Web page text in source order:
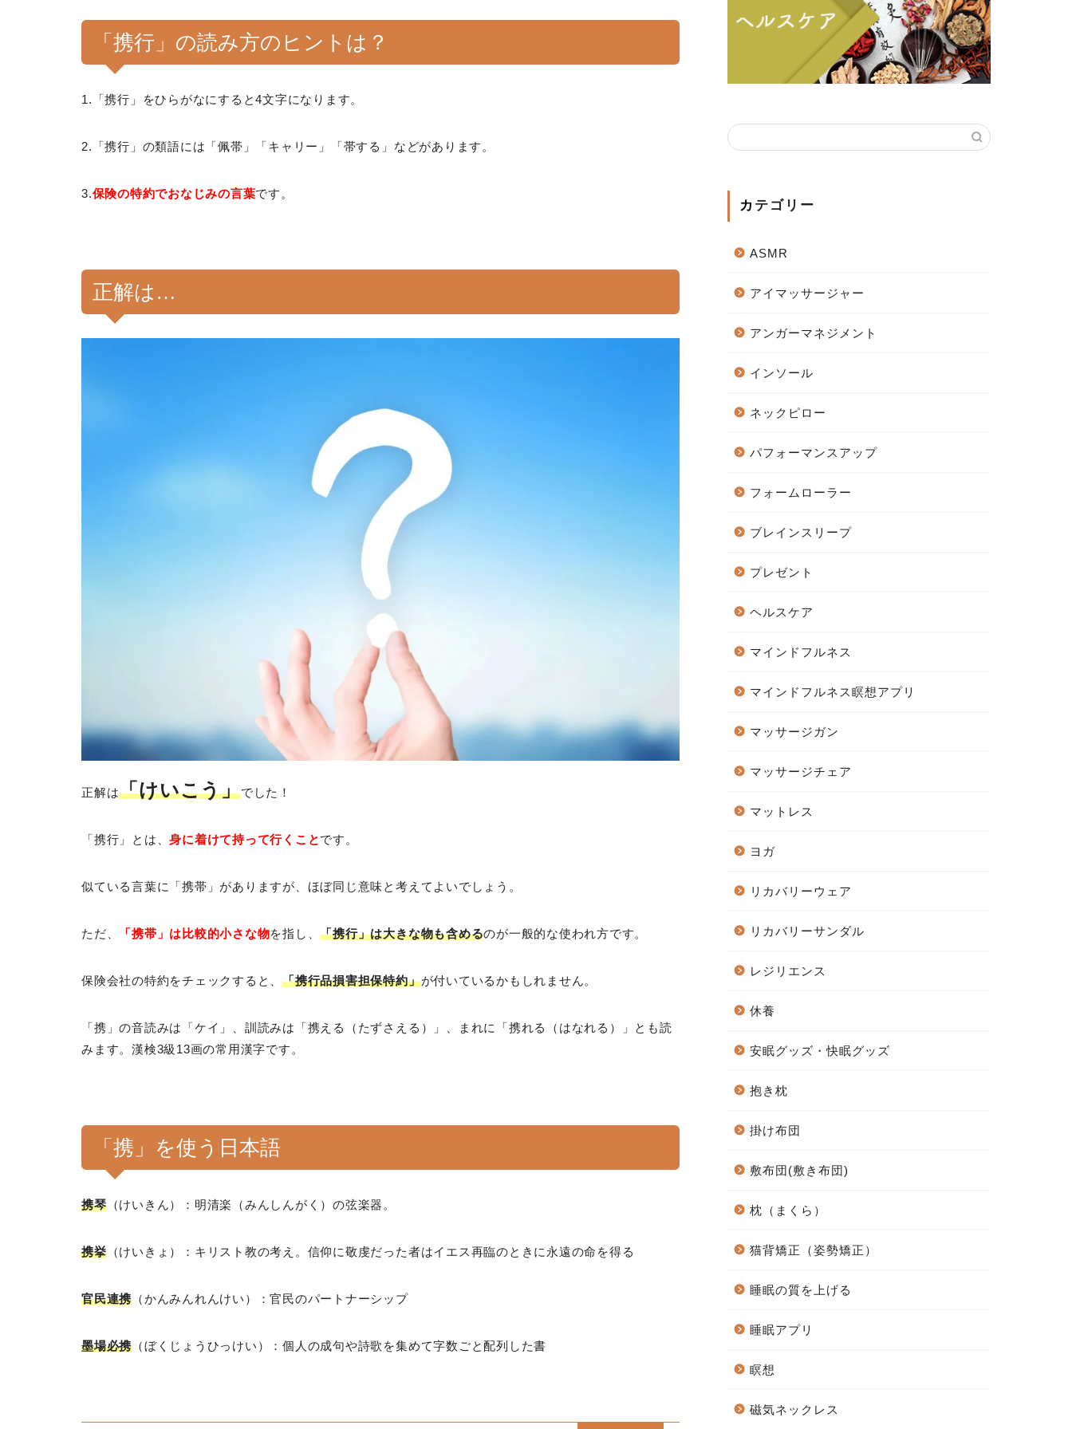
「携行」の読み方のヒントは？
1.「携行」をひらがなにすると4文字になります。
2.「携行」の類語には「佩帯」「キャリー」「帯する」などがあります。
3.保険の特約でおなじみの言葉です。
正解は…
正解は「けいこう」でした！
「携行」とは、身に着けて持って行くことです。
似ている言葉に「携帯」がありますが、ほぼ同じ意味と考えてよいでしょう。
ただ、 「携帯」は比較的小さな物を指し、「携行」は大きな物も含めるのが一般的な使われ方です。
保険会社の特約をチェックすると、「携行品損害担保特約」が付いているかもしれません。
「携」の音読みは「ケイ」、訓読みは「携える（たずさえる）」、まれに「携れる（はなれる）」とも読
みます。漢検3級13画の常用漢字です。
「携」を使う日本語
携琴（けいきん）：明清楽（みんしんがく）の弦楽器。
携挙（けいきょ）：キリスト教の考え。信仰に敬虔だった者はイエス再臨のときに永遠の命を得る
官民連携 （かんみんれんけい）：官民のパートナーシップ
墨場必携 （ぼくじょうひっけい）：個人の成句や詩歌を集めて字数ごと配列した書
カテゴリー
ASMR
アイマッサージャー
アンガーマネジメント
インソール
ネックピロー
パフォーマンスアップ
フォームローラー
ブレインスリープ
プレゼント
ヘルスケア
マインドフルネス
マインドフルネス瞑想アプリ
マッサージガン
マッサージチェア
マットレス
ヨガ
リカバリーウェア
リカバリーサンダル
レジリエンス
休養
安眠グッズ・快眠グッズ
抱き枕
掛け布団
敷布団(敷き布団)
枕（まくら）
猫背矯正（姿勢矯正）
睡眠の質を上げる
睡眠アプリ
瞑想
磁気ネックレス